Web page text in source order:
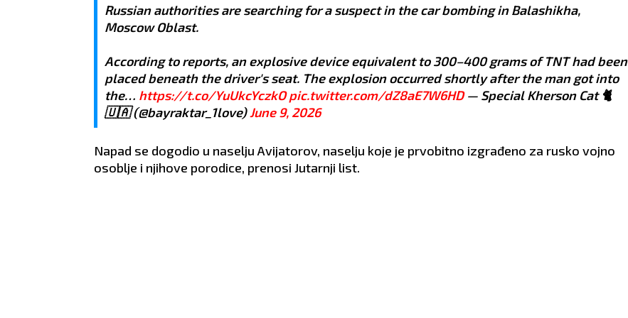
Russian authorities are searching for a suspect in the car bombing in Balashikha,
Moscow Oblast.
According to reports, an explosive device equivalent to 300–400 grams of TNT had been
placed beneath the driver's seat. The explosion occurred shortly after the man got into
the… https://t.co/YuUkcYczkO pic.twitter.com/dZ8aE7W6HD— Special Kherson Cat 🐈
🇺🇦 (@bayraktar_1love)June 9, 2026
Napad se dogodio u naselju Avijatorov, naselju koje je prvobitno izgrađeno za rusko vojno
osoblje i njihove porodice, prenosi Jutarnji list.